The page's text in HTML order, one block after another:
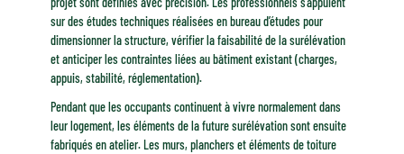
sur des études techniques réalisées en bureau d’études pour
dimensionner la structure, vérifier la faisabilité de la surélévation
et anticiper les contraintes liées au bâtiment existant (charges,
appuis, stabilité, réglementation).
Pendant que les occupants continuent à vivre normalement dans
leur logement, les éléments de la future surélévation sont ensuite
fabriqués en atelier. Les murs, planchers et éléments de toiture